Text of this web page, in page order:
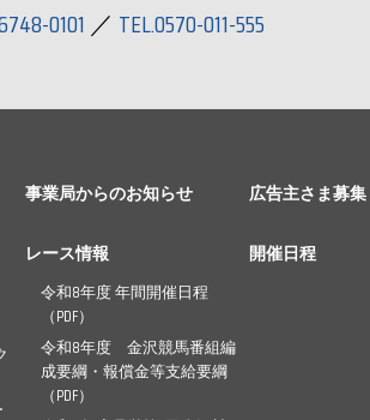
0101／ TEL.0570-011-555
事業局からのお知らせ 広告主さま募集
レース情報
令和8年度 年間開催日程
（PDF）
令和8年度 金沢競馬番組編
成要綱・報償金等支給要綱
（PDF）
開催日程